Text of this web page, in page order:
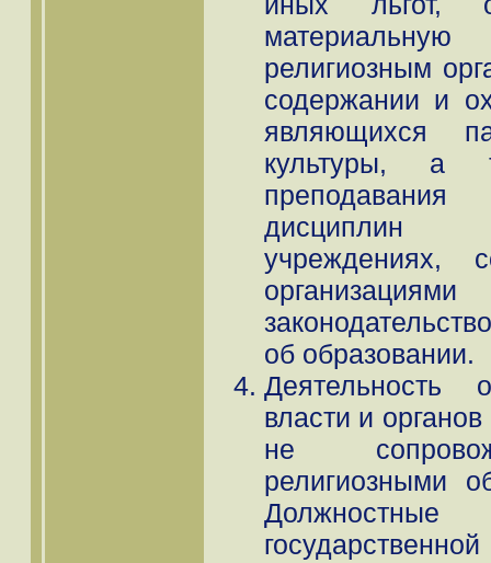
религиозным
содержании и
являющихся
культуры, а
преподавания
дисциплин
учреждениях,
об образовании.
Деятельность
власти и
не
религиозными